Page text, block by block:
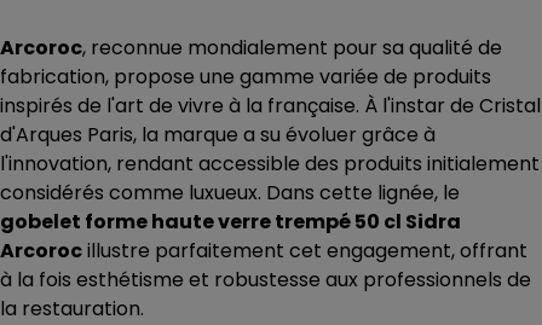
Arcoroc, reconnue mondialement pour sa qualité de
fabrication, propose une gamme variée de produits
inspirés de l'art de vivre à la française. À l'instar de Cristal
d'Arques Paris, la marque a su évoluer grâce à
l'innovation, rendant accessible des produits initialement
considérés comme luxueux. Dans cette lignée, le
gobelet forme haute verre trempé 50 cl Sidra
Arcorocillustre parfaitement cet engagement, offrant
à la fois esthétisme et robustesse aux professionnels de
la restauration.